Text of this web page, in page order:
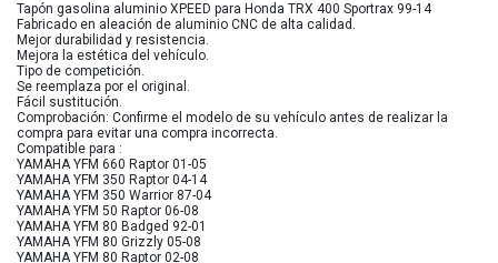
Tapón gasolina aluminio XPEED para Honda TRX 400 Sportrax 99-14
Fabricado en aleación de aluminio CNC de alta calidad.
Mejor durabilidad y resistencia.
Mejora la estética del vehículo.
Tipo de competición.
Se reemplaza por el original.
Fácil sustitución.
Comprobación: Confirme el modelo de su vehículo antes de realizar la
compra para evitar una compra incorrecta.
Compatible para :
YAMAHA YFM 660 Raptor 01-05
YAMAHA YFM 350 Raptor 04-14
YAMAHA YFM 350 Warrior 87-04
YAMAHA YFM 50 Raptor 06-08
YAMAHA YFM 80 Badged 92-01
YAMAHA YFM 80 Grizzly 05-08
YAMAHA YFM 80 Raptor 02-08